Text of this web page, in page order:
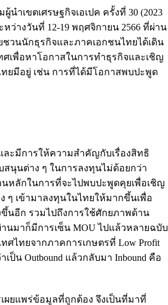
ำเขตเศรษฐกิจเอเปค ครั้งที่ 30 (2023
หว่างวันที่ 12-19 พฤศจิกายน 2566 ที่ผ่าน
วนนักธุรกิจและภาคเอกชนไทยได้เดิน
เพื่อหาโอกาสในการทำธุรกิจและเชิญ
ยมีอยู่ เช่น การที่ได้มีโอกาสพบปะพูด
ะมีการให้ความสำคัญกับเรื่องสิทธิ
นุนต่าง ๆ ในการลงทุนไม่ด้อยกว่า
หลักในการที่จะไปพบปะพูดคุยเพื่อเชิญ
ๆ เข้ามาลงทุนในไทยให้มากขึ้นเพื่อ
นอีก รวมไปถึงการใช้ศักยภาพด้าน
นมาก็มีการเซ็น MOU ไปแล้วหลายฉบับ
ไทยจากภาคการเกษตรที่ Low Profit
ป็น Outbound แล้วกลับมา Inbound คือ
ผยแพร่ข้อมูลที่ถูกต้อง จึงเป็นที่มาที่